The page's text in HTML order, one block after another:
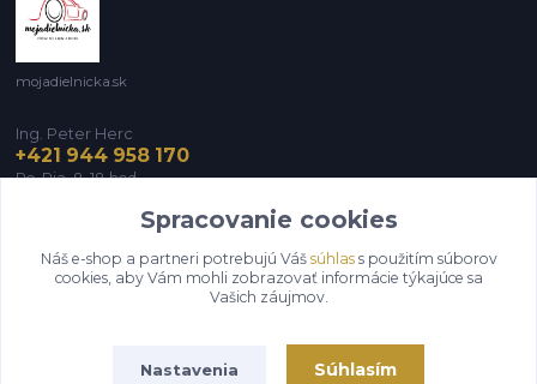
mojadielnicka.sk
Ing. Peter Herc
+421 944 958 170
Po-Pia, 8-18 hod.
infomojadielnicka@gmail.com
Spracovanie cookies
Náš e-shop a partneri potrebujú Váš súhlass použitím súborov
cookies, aby Vám mohli zobrazovať informácie týkajúce sa
Vašich záujmov.
Nastavenia Súhlasím